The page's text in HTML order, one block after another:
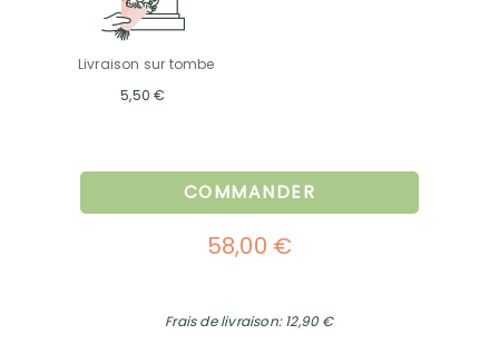
Livraison sur tombe
5,50 €
COMMANDER
58,00 €
Frais de livraison: 12,90 €